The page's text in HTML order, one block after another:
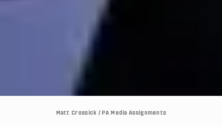
Matt Crossick / PA Media Assignments